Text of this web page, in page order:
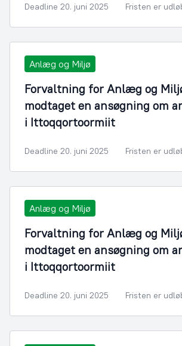
Deadline 20. juni 2025 Fristen er
Anlæg og Miljø
Forvaltning for Anlæg og
modtaget en ansøgning om
i Ittoqqortoormiit
Deadline 20. juni 2025 Fristen er
Anlæg og Miljø
Forvaltning for Anlæg og
modtaget en ansøgning om
i Ittoqqortoormiit
Deadline 20. juni 2025 Fristen er